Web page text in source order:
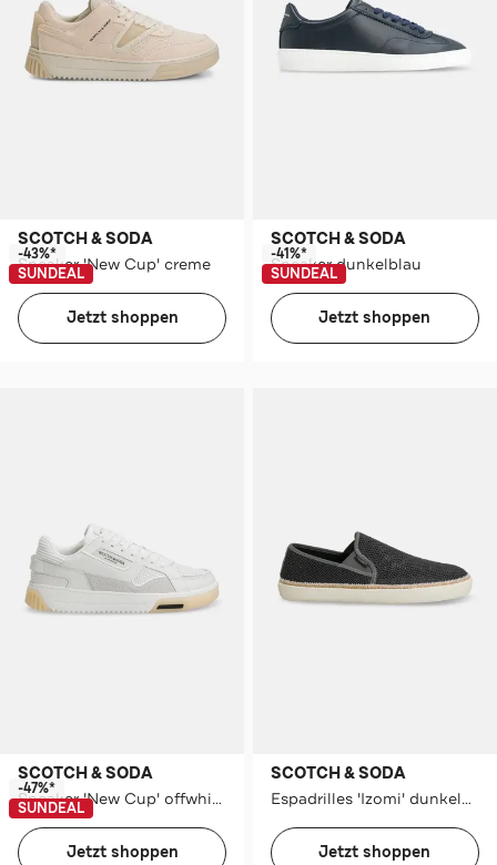
SCOTCH & SODA
Sneaker 'New Cup' creme
-43%*
SUNDEAL
Jetzt shoppen
SCOTCH & SODA
Sneaker dunkelblau
-41%*
SUNDEAL
Jetzt shoppen
SCOTCH & SODA
Sneaker 'New Cup' offwhite
-47%*
SUNDEAL
Jetzt shoppen
SCOTCH & SODA
Espadrilles 'Izomi' dunkelblau
Jetzt shoppen